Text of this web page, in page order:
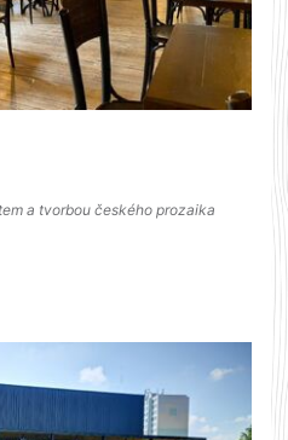
a tvorbou českého prozaika